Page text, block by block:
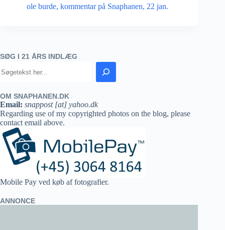
ole burde, kommentar på Snaphanen, 22 jan.
SØG I 21 ÅRS INDLÆG
OM SNAPHANEN.DK
Email: snappost [at] yahoo.dk
Regarding use of my copyrighted photos on the blog, please
contact email above.
Mobile Pay ved køb af fotografier.
ANNONCE